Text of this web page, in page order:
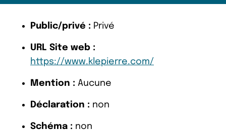
Public/privé : Privé
URL Site web :
https://www.klepierre.com/
Mention : Aucune
Déclaration : non
Schéma : non